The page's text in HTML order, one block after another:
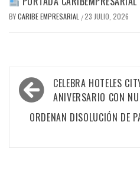
BYCARIBE EMPRESARIAL /23 JULIO, 2026
Navegación
de
entradas
CELEBRA HOTELES
ANIVERSARIO CON
ORDENAN DISOLUCIÓN DE